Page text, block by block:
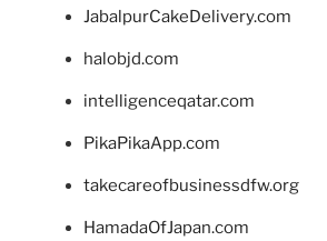
JabalpurCakeDelivery.com
halobjd.com
intelligenceqatar.com
PikaPikaApp.com
takecareofbusinessdfw.org
HamadaOfJapan.com